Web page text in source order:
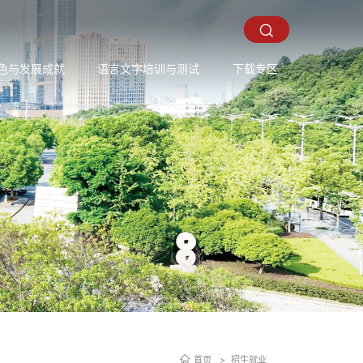
与发展成就 语言文字培训与测试 下载专区
首页 招生就业